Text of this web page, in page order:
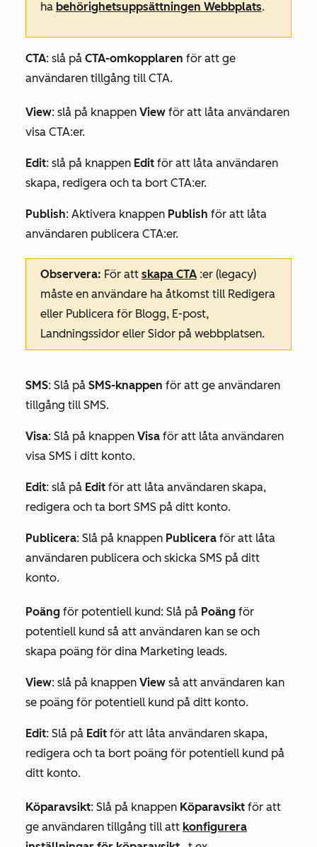
ha behörighetsuppsättningen Webbplats.
CTA: slå på CTA-omkopplaren för att ge
användaren tillgång till CTA.
View: slå på knappen View för att låta användaren
visa CTA:er.
Edit: slå på knappen Edit för att låta användaren
skapa, redigera och ta bort CTA:er.
Publish: Aktivera knappen Publish för att låta
användaren publicera CTA:er.
Observera: För att skapa CTA :er (legacy)
måste en användare ha åtkomst till Redigera
eller Publicera för Blogg, E-post,
Landningssidor eller Sidor på webbplatsen.
SMS: Slå på SMS-knappen för att ge användaren
tillgång till SMS.
Visa: Slå på knappen Visa för att låta användaren
visa SMS i ditt konto.
Edit: slå på Edit för att låta användaren skapa,
redigera och ta bort SMS på ditt konto.
Publicera: Slå på knappen Publicera för att låta
användaren publicera och skicka SMS på ditt
konto.
Poäng för potentiell kund: Slå på Poäng för
potentiell kund så att användaren kan se och
skapa poäng för dina Marketing leads.
View: slå på knappen View så att användaren kan
se poäng för potentiell kund på ditt konto.
Edit: Slå på Edit för att låta användaren skapa,
redigera och ta bort poäng för potentiell kund på
ditt konto.
Köparavsikt: Slå på knappen Köparavsikt för att
ge användaren tillgång till att konfigurera